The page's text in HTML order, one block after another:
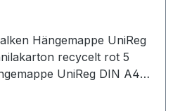
Hängemappe UniReg
recycelt rot 5